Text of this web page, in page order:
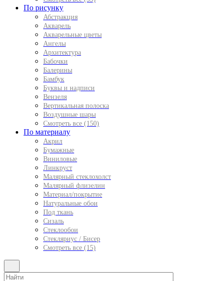
По рисунку
Абстракция
Акварель
Акварельные цветы
Ангелы
Архитектура
Бабочки
Балерины
Бамбук
Буквы и надписи
Вензеля
Вертикальная полоска
Воздушные шары
Смотреть все (150)
По материалу
Акрил
Бумажные
Виниловые
Линкруст
Малярный стеклохолст
Малярный флизелин
Материал/покрытие
Натуральные обои
Под ткань
Сизаль
Стеклообои
Стекляриус / Бисер
Смотреть все (15)